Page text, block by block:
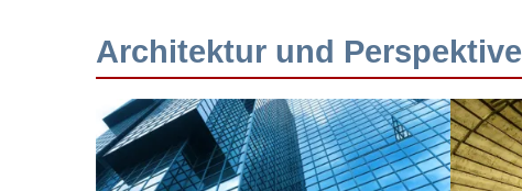
Architektur und Perspektive